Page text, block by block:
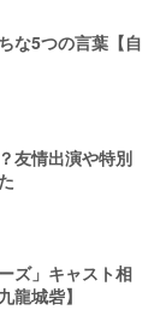
な5つの言葉【自
友情出演や特別
ズ」キャスト相
龍城砦】